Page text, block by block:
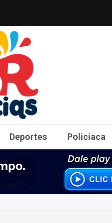
entretenimiento y
Deportes Policiaca